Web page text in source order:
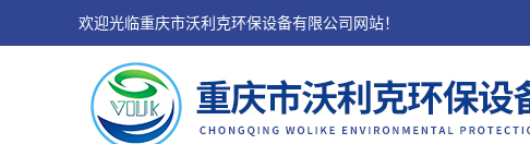
欢迎光临重庆市沃利克环保设备有限公司网站！